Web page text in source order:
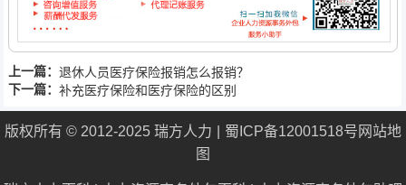
上一篇： 退休人员医疗保险报销怎么报销？
下一篇： 补充医疗保险和医疗保险的区别
版权所有 © 2012-2025 瑞方人力 蜀ICP备12001518号 网站地
图